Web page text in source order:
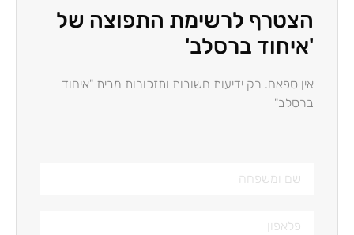
הצטרף לרשימת התפוצה של
'איחוד ברסלב'
אין ספאם. רק ידיעות חשובות ותזכורות מבית "איחוד
ברסלב"